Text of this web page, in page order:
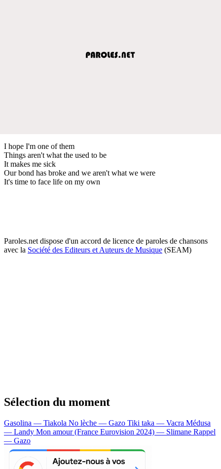
I hope I'm one of them
Things aren't what the used to be
It makes me sick
Our bond has broke and we aren't what we were
It's time to face life on my own
Paroles.net dispose d'un accord de licence de paroles de chansons
avec la Société des Editeurs et Auteurs de Musique (SEAM)
Sélection du moment
Gasolina — Tiakola No lèche — Gazo Tiki taka — Vacra Médusa
— Landy Mon amour (France Eurovision 2024) — Slimane Rappel
— Gazo